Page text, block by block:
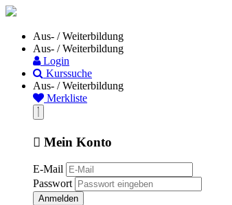
Aus- / Weiterbildung
Aus- / Weiterbildung
Login
Kurssuche
Aus- / Weiterbildung
Merkliste
Mein Konto
E-Mail
Passwort
Anmelden